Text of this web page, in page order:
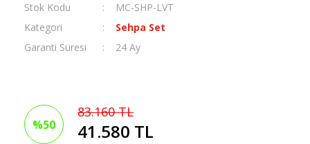
Stok Kodu
MC-SHP-LVT
Kategori
Sehpa Set
Garanti Süresi
24 Ay
%50
83.160 TL
41.580 TL